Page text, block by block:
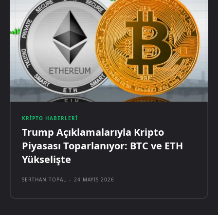
KRIPTO HABERLERI
Trump Açıklamalarıyla Kripto
Piyasası Toparlanıyor: BTC ve ETH
Yükselişte
SERTHAN TOPAL - 24 MAYIS 2026